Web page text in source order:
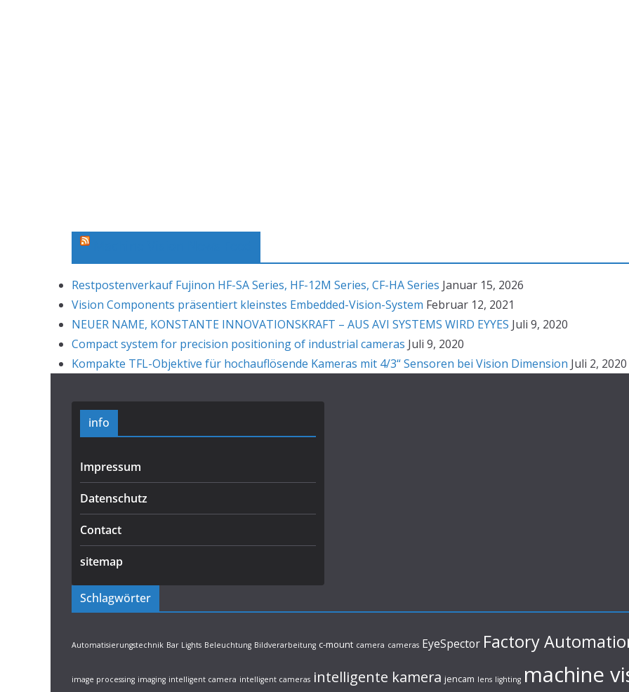
Restpostenverkauf Fujinon HF-SA Series, HF-12M Series, CF-HA Series Januar 15, 2026
Vision Components präsentiert kleinstes Embedded-Vision-System Februar 12, 2021
NEUER NAME, KONSTANTE INNOVATIONSKRAFT – AUS AVI SYSTEMS WIRD EYYES Juli 9, 2020
Compact system for precision positioning of industrial cameras Juli 9, 2020
Kompakte TFL-Objektive für hochauflösende Kameras mit 4/3“ Sensoren bei Vision Dimension Juli 2, 2020
info
Impressum
Datenschutz
Contact
sitemap
Schlagwörter
Automatisierungstechnik Bar Lights Beleuchtung Bildverarbeitung c-mount camera cameras EyeSpector Factory
image processing imaging intelligent camera intelligent cameras intelligente kamera jencam lens lighting machine